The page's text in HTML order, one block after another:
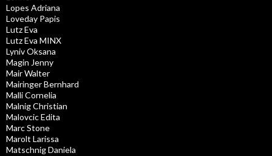
Lopes Adriana
Loveday Papis
Lutz Eva
Lutz Eva MINX
Lyniv Oksana
Magin Jenny
Mair Walter
Mairinger Bernhard
Malli Cornelia
Malnig Christian
Malovcic Edita
Marc Stone
Marolt Larissa
Matschnig Daniela